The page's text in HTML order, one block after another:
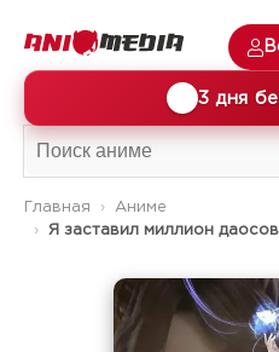
3 дня
Главная
Аниме
Я заставил миллион